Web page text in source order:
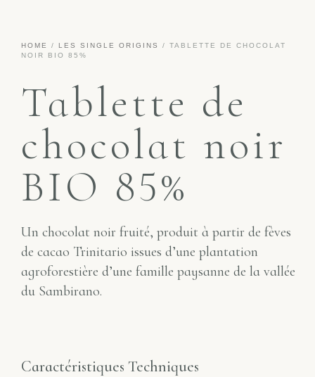
HOME / LES SINGLE ORIGINS
/ TABLETTE DE CHOCOLAT
NOIR BIO 85%
Tablette de
chocolat noir
BIO 85%
Un chocolat noir fruité, produit à partir de fèves
de cacao Trinitario issues d’une plantation
agroforestière d’une famille paysanne de la vallée
du Sambirano.
Caractéristiques Techniques